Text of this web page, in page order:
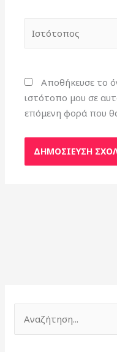
Αποθήκευσε το
ιστότοπο μου σε
επόμενη φορά που